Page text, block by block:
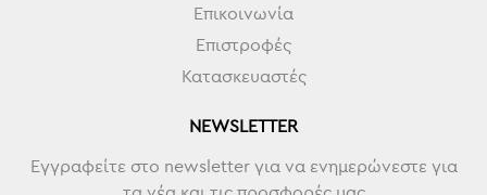
Επικοινωνία
Επιστροφές
Κατασκευαστές
NEWSLETTER
Εγγραφείτε στο newsletter για να ενημερώνεστε για